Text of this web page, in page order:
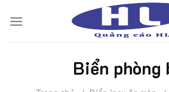
Biển phòng